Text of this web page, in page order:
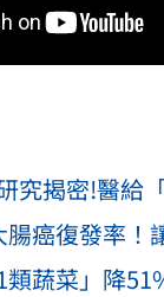
究揭密!醫給
腸癌復發率！
蔬菜」降